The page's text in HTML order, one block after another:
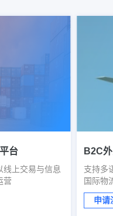
台
线上交易与信息
营
B2C
支持多
国际物
申请